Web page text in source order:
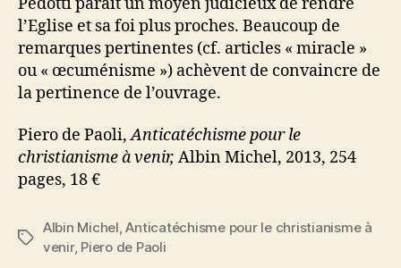
l’Eglise et sa foi plus proches. Beaucoup de
remarques pertinentes (cf. articles « miracle »
ou « œcuménisme ») achèvent de convaincre de
la pertinence de l’ouvrage.
Piero de Paoli,Anticatéchisme pour le
christianisme à venir, Albin Michel, 2013, 254
pages, 18 €
Étiquettes
Albin Michel,Anticatéchisme pour le christianisme à
venir, Piero de Paoli